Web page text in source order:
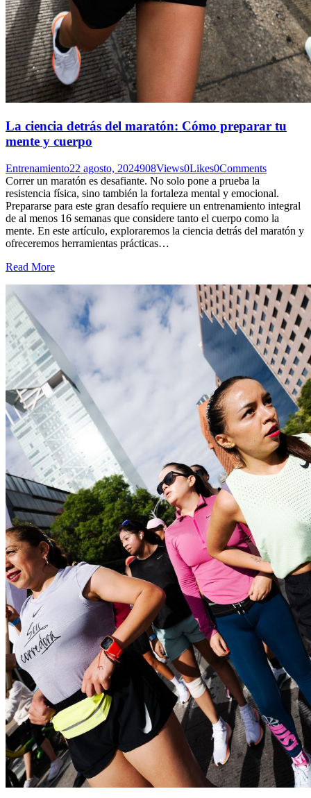
La ciencia detrás del maratón: Cómo preparar tu
mente y cuerpo
Entrenamiento22 agosto, 2024908Views0Likes0Comments
Correr un maratón es desafiante. No solo pone a prueba la
resistencia física, sino también la fortaleza mental y emocional.
Prepararse para este gran desafío requiere un entrenamiento integral
de al menos 16 semanas que considere tanto el cuerpo como la
mente. En este artículo, exploraremos la ciencia detrás del maratón y
ofreceremos herramientas prácticas…
Read More